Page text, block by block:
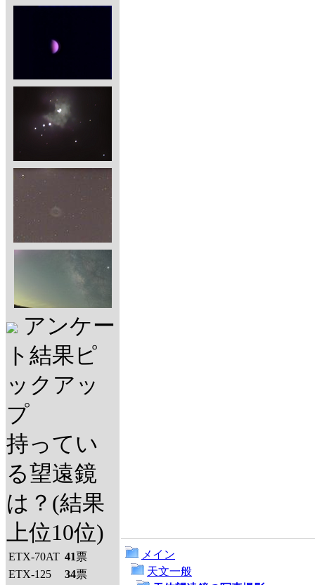
アンケー
ト結果ピ
ックアッ
プ
持ってい
る望遠鏡
は？(結果
上位10位)
ETX-70AT 41票
ETX-125
34票
メイン
天文一般